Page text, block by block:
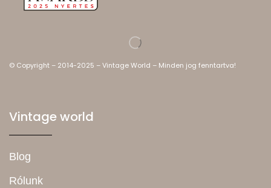
© Copyright – 2014-2025 – Vintage World – Minden jog fenntartva!
Vintage world
Blog
Rólunk